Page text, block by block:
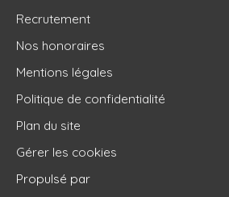
Recrutement
Nos honoraires
Mentions légales
Politique de confidentialité
Plan du site
Gérer les cookies
Propulsé par